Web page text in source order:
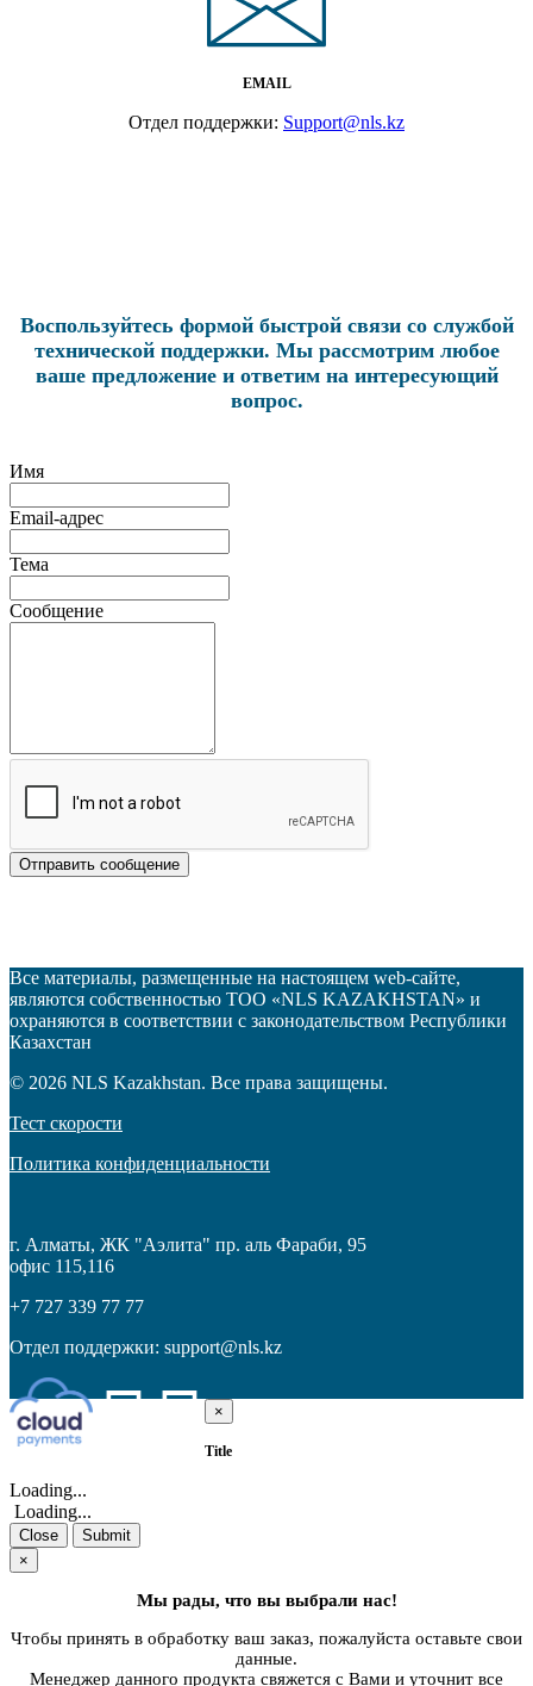
EMAIL
Отдел поддержки: Support@nls.kz
Воспользуйтесь формой быстрой связи со службой
технической поддержки. Мы рассмотрим любое
ваше предложение и ответим на интересующий
вопрос.
Имя
Email-адрес
Тема
Сообщение
Отправить сообщение
Все материалы, размещенные на настоящем web-сайте,
являются собственностью ТОО «NLS KAZAKHSTAN» и
охраняются в соответствии с законодательством Республики
Казахстан
© 2026 NLS Kazakhstan. Все права защищены.
Тест скорости
Политика конфиденциальности
г. Алматы, ЖК "Аэлита" пр. аль Фараби, 95
офис 115,116
+7 727 339 77 77
Отдел поддержки: support@nls.kz
×
Close
Title
Loading...
Loading...
Close
Submit
×
Мы рады, что вы выбрали нас!
Чтобы принять в обработку ваш заказ, пожалуйста оставьте свои
данные.
Менеджер данного продукта свяжется с Вами и уточнит все